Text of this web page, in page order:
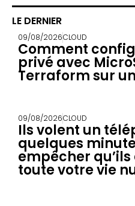
LE DERNIER
09/08/2026CLOUD
Comment
privé avec
Terraform sur
09/08/2026CLOUD
Ils volent un
quelques
empêcher
toute votre vie